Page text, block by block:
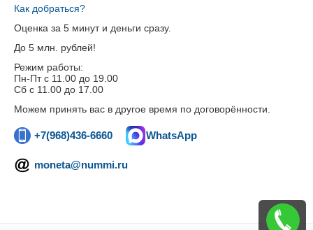
Как добраться?
Оценка за 5 минут и деньги сразу.
До 5 млн. рублей!
Режим работы:
Пн-Пт c 11.00 до 19.00
Сб с 11.00 до 17.00
Можем принять вас в другое время по договорённости.
+7(968)436-6660 WhatsApp
moneta@nummi.ru